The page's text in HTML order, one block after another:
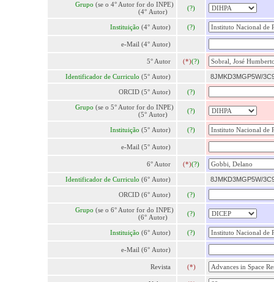
Grupo (se o 4° Autor for do INPE)
(4° Autor)
(?)
Instituição (4° Autor) (?)
e-Mail (4° Autor)
5° Autor (*)(?)
Identificador de Curriculo (5° Autor) 8JMKD3MGP5W/
ORCID (5° Autor) (?)
Grupo (se o 5° Autor for do INPE)
(5° Autor)
(?)
Instituição (5° Autor) (?)
e-Mail (5° Autor)
6° Autor (*)(?)
Identificador de Curriculo (6° Autor) 8JMKD3MGP5W/
ORCID (6° Autor) (?)
Grupo (se o 6° Autor for do INPE)
(6° Autor)
(?)
Instituição (6° Autor) (?)
e-Mail (6° Autor)
Revista (*)